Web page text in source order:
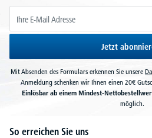
Jetzt
Mit Absenden des Formulars erkennen Sie unsere
Anmeldung schenken wir Ihnen einen 20€
Einlösbar ab einem Mindest-
möglich.
So erreichen Sie uns